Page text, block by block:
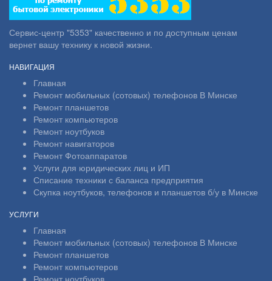
Сервис-центр "5353" качественно и по доступным ценам
вернет вашу технику к новой жизни.
НАВИГАЦИЯ
Главная
Ремонт мобильных (сотовых) телефонов В Минске
Ремонт планшетов
Ремонт компьютеров
Ремонт ноутбуков
Ремонт навигаторов
Ремонт Фотоаппаратов
Услуги для юридических лиц и ИП
Списание техники с баланса предприятия
Скупка ноутбуков, телефонов и планшетов б/у в Минске
УСЛУГИ
Главная
Ремонт мобильных (сотовых) телефонов В Минске
Ремонт планшетов
Ремонт компьютеров
Ремонт ноутбуков